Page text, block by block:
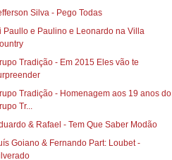
Silva - Pego Todas
Paullo e Paulino e Leonardo na Villa
Tradição - Em 2015 Eles vão te
Tradição - Homenagem aos 19 anos do
Tr...
& Rafael - Tem Que Saber Modão
Goiano & Fernando Part: Loubet -